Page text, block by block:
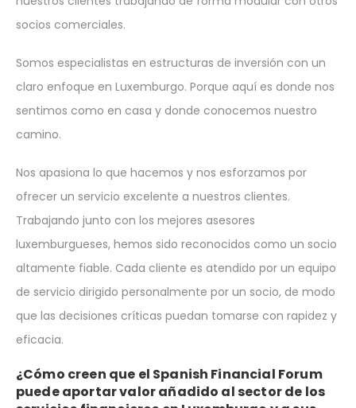
socios comerciales.
Somos especialistas en estructuras de inversión con un
claro enfoque en Luxemburgo. Porque aquí es donde nos
sentimos como en casa y donde conocemos nuestro
camino.
Nos apasiona lo que hacemos y nos esforzamos por
ofrecer un servicio excelente a nuestros clientes.
Trabajando junto con los mejores asesores
luxemburgueses, hemos sido reconocidos como un socio
altamente fiable. Cada cliente es atendido por un equipo
de servicio dirigido personalmente por un socio, de modo
que las decisiones críticas puedan tomarse con rapidez y
eficacia.
¿Cómo creen que el Spanish Financial Forum
puede aportar valor añadido al sector de los